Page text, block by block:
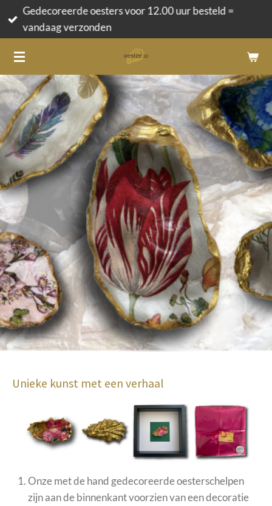
Ga
direct
de
hoofdinhoud
Gedecoreerde oesters voor 12.00 uur besteld =
vandaag verzonden
Unieke kunst met een verhaal
Onze met de hand gedecoreerde oesterschelpen
zijn aan de binnenkant voorzien van een decoratie